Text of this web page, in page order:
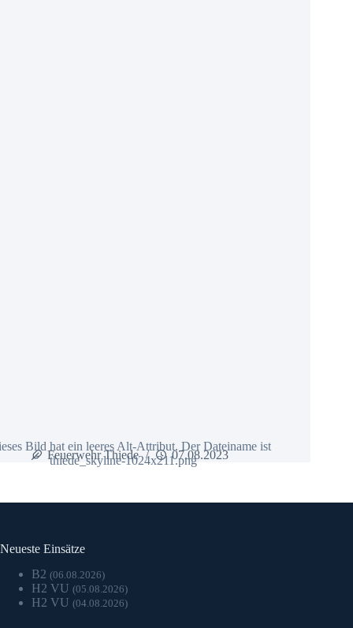
Feuerwehr Thiede 07.08.2023
Neueste Einsätze
B2 (06.08.2026)
H2 VU (05.08.2026)
H2 VU (04.08.2026)